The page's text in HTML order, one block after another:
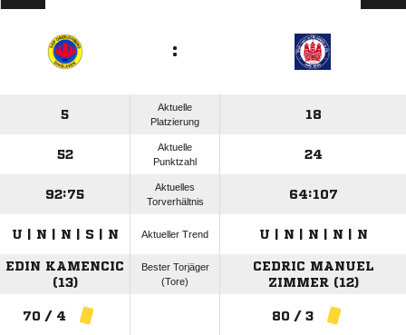
:
5
Aktuelle
Platzierung
18
52
Aktuelle
Punktzahl
24
92:75
Aktuelles
Torverhältnis
64:107
U | N | N | S | N Aktueller Trend U | N | N | N | N
EDIN KAMENCIC
(13)
Bester Torjäger
(Tore)
CEDRIC MANUEL
ZIMMER (12)
70 / 4 80 / 3